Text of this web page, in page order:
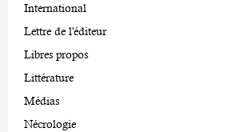
International
Lettre de l'éditeur
Libres propos
Littérature
Médias
Nécrologie